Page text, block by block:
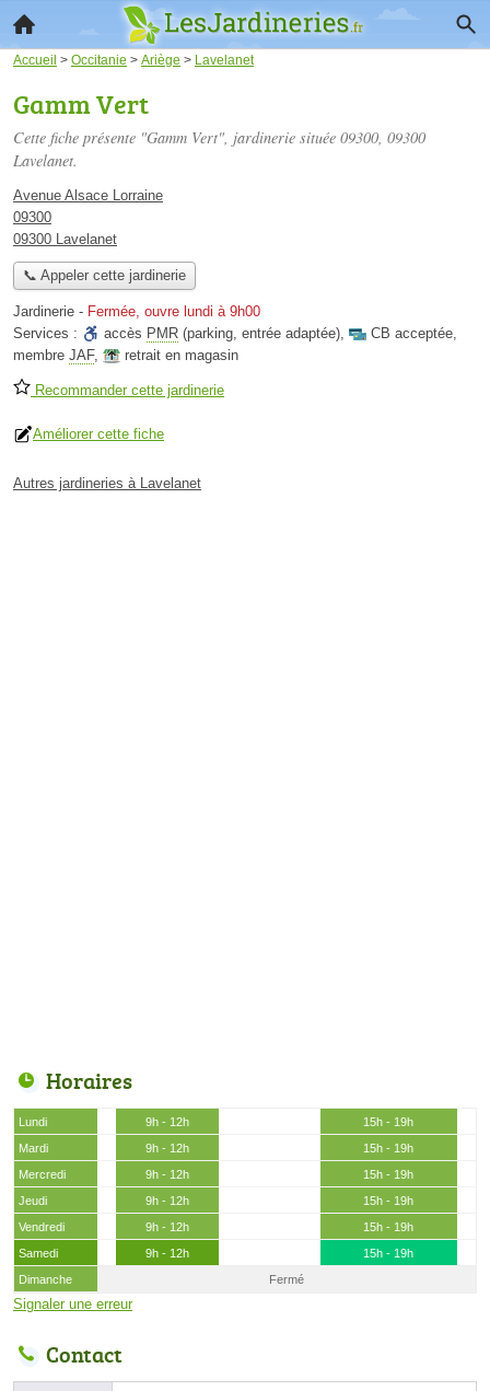
Accueil > Occitanie > Ariège > Lavelanet
Gamm Vert
Cette fiche présente "Gamm Vert", jardinerie située 09300, 09300
Lavelanet.
Avenue Alsace Lorraine
09300
09300 Lavelanet
📞 Appeler cette jardinerie
Jardinerie - Fermée, ouvre lundi à 9h00
Services :
accès PMR (parking, entrée adaptée), CB acceptée,
membre JAF, retrait en magasin
Recommander cette jardinerie
Améliorer cette fiche
Autres jardineries à Lavelanet
Horaires
Lundi 9h - 12h
15h - 19h
Mardi
9h - 12h
15h - 19h
Mercredi
9h - 12h
15h - 19h
Jeudi
9h - 12h
15h - 19h
Vendredi
9h - 12h
15h - 19h
Samedi
9h - 12h
15h - 19h
Dimanche
Fermé
Signaler une erreur
Contact